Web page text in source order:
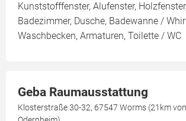
Kunststofffenster, Alufenster,
Badezimmer, Dusche, Badewanne /
Waschbecken, Armaturen, Toilette / WC
Geba Raumausstattung
Klosterstraße 30-32, 67547 Worms (21km